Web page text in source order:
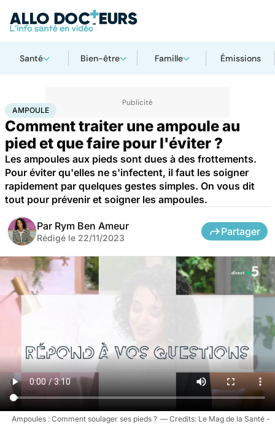
Santé Bien-être Famille Émissions
AccueilSantéBobos du quotidien Ampoule
AMPOULE
Comment traiter une ampoule au
pied et que faire pour l'éviter ?
Les ampoules aux pieds sont dues à des frottements.
Pour éviter qu'elles ne s'infectent, il faut les soigner
rapidement par quelques gestes simples. On vous dit
tout pour prévenir et soigner les ampoules.
Par Rym Ben Ameur
Rédigé le 22/11/2023
Partager
Ampoules : Comment soulager ses pieds ?
Le Mag de la Santé -